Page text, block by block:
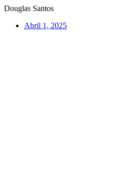
Douglas Santos
Abril 1, 2025